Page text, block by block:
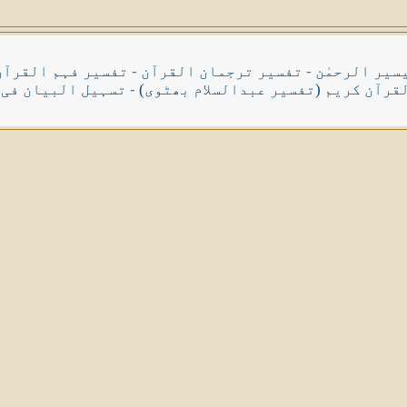
الرحمٰن - تفسیر ترجمان القرآن - تفسیر فہم
کریم (تفسیر عبدالسلام بھٹوی) - تسہیل البیان